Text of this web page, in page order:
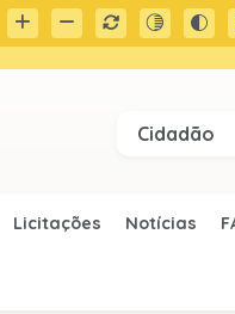
Cidadão
Licitações Notícias